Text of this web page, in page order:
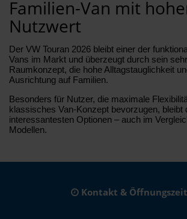
Familien-Van mit
Nutzwert
Der VW Touran 2026 bleibt einer der
Vans im Markt und überzeugt durch sein
Raumkonzept, die hohe Alltagstauglichkeit
Ausrichtung auf Familien.
Besonders für Nutzer, die maximale
klassisches Van-Konzept bevorzugen, bleibt
interessantesten Optionen – auch im
Modellen.
Kontakt &